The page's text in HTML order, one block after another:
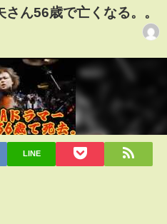
ん56歳で亡くなる。。
LINE